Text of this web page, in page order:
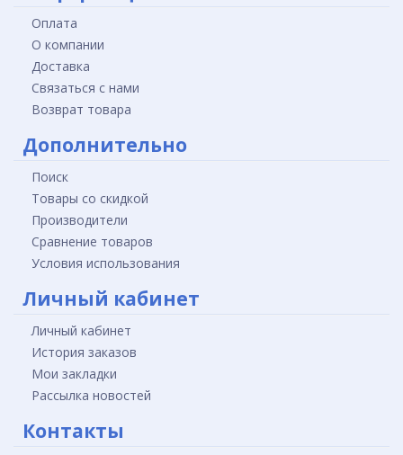
Оплата
О компании
Доставка
Связаться с нами
Возврат товара
Дополнительно
Поиск
Товары со скидкой
Производители
Сравнение товаров
Условия использования
Личный кабинет
Личный кабинет
История заказов
Мои закладки
Рассылка новостей
Контакты